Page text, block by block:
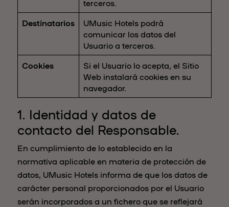
terceros.
Destinatarios
UMusic Hotels podrá
comunicar los datos del
Usuario a terceros.
Cookies
Si el Usuario lo acepta, el Sitio
Web instalará cookies en su
navegador.
1. Identidad y datos de
contacto del Responsable.
En cumplimiento de lo establecido en la
normativa aplicable en materia de protección de
datos, UMusic Hotels informa de que los datos de
carácter personal proporcionados por el Usuario
serán incorporados a un fichero que se reflejará